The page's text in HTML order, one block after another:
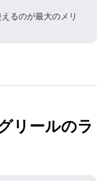
るのが最大のメリ
リールのラ